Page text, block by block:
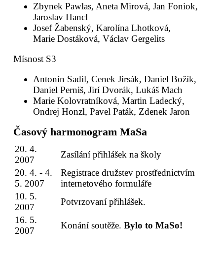
Zbynek Pawlas, Aneta Mirová, Jan Foniok,
Jaroslav Hancl
Josef Žabenský, Karolína Lhotková,
Marie Dostáková, Václav Gergelits
Mísnost S3
Antonín Sadil, Cenek Jirsák, Daniel Božík,
Daniel Perniš, Jirí Dvorák, Lukáš Mach
Marie Kolovratníková, Martin Ladecký,
Ondrej Honzl, Pavel Paták, Zdenek Jaron
Časový harmonogram MaSa
20. 4.
2007
Zasílání přihlášek na školy
20. 4. - 4.
5. 2007
Registrace družstev prostřednictvím
internetového formuláře
10. 5.
2007
Potvrzovaní přihlášek.
16. 5.
2007
Konání soutěže. Bylo to MaSo!